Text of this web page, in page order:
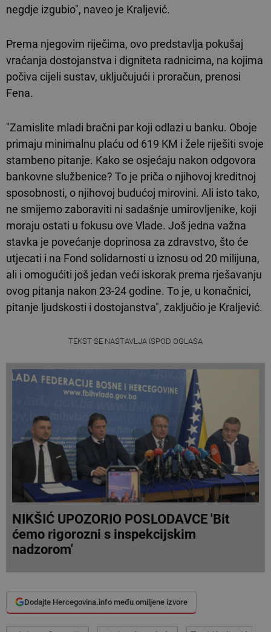
negdje izgubio", naveo je Kraljević.
Prema njegovim riječima, ovo predstavlja pokušaj
vraćanja dostojanstva i digniteta radnicima, na kojima
počiva cijeli sustav, uključujući i proračun, prenosi
Fena.
"Zamislite mladi bračni par koji odlazi u banku. Oboje
primaju minimalnu plaću od 619 KM i žele riješiti svoje
stambeno pitanje. Kako se osjećaju nakon odgovora
bankovne službenice? To je priča o njihovoj kreditnoj
sposobnosti, o njihovoj budućoj mirovini. Ali isto tako,
ne smijemo zaboraviti ni sadašnje umirovljenike, koji
moraju ostati u fokusu ove Vlade. Još jedna važna
stavka je povećanje doprinosa za zdravstvo, što će
utjecati i na Fond solidarnosti u iznosu od 20 milijuna,
ali i omogućiti još jedan veći iskorak prema rješavanju
ovog pitanja nakon 23-24 godine. To je, u konačnici,
pitanje ljudskosti i dostojanstva", zaključio je Kraljević.
TEKST SE NASTAVLJA ISPOD OGLASA
NIKŠIĆ UPOZORIO POSLODAVCE 'Bit
ćemo rigorozni s inspekcijskim
nadzorom'
Dodajte Hercegovina.info među omiljene izvore